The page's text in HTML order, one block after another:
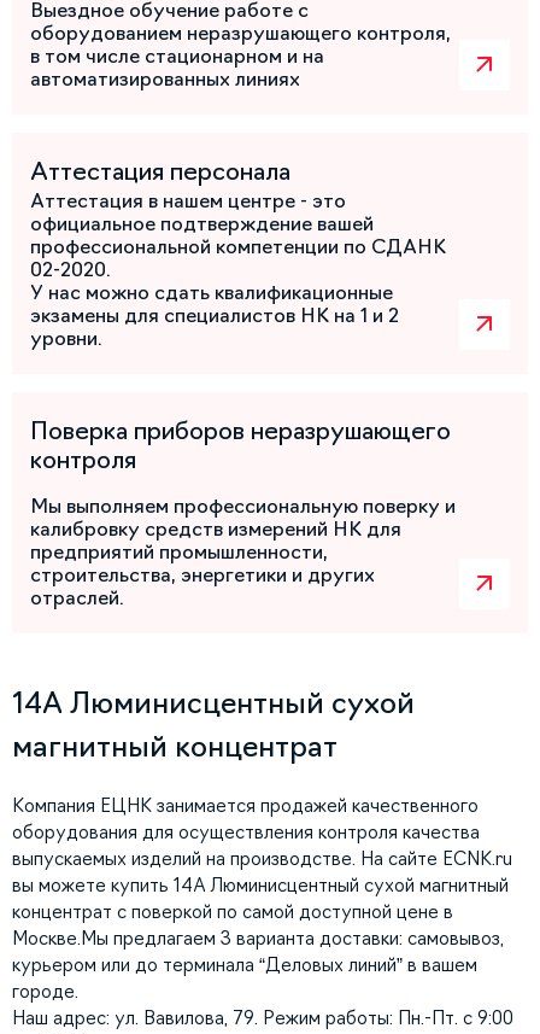
Выездное обучение работе с
оборудованием неразрушающего контроля,
в том числе стационарном и на
автоматизированных линиях
Аттестация персонала
Аттестация в нашем центре - это
официальное подтверждение вашей
профессиональной компетенции по СДАНК
02-2020.
У нас можно сдать квалификационные
экзамены для специалистов НК на 1 и 2
уровни.
Поверка приборов неразрушающего
контроля
Мы выполняем профессиональную поверку и
калибровку средств измерений НК для
предприятий промышленности,
строительства, энергетики и других
отраслей.
14A Люминисцентный сухой
магнитный концентрат
Компания ЕЦНК занимается продажей качественного
оборудования для осуществления контроля качества
выпускаемых изделий на производстве. На сайте ECNK.ru
вы можете купить 14A Люминисцентный сухой магнитный
концентрат с поверкой по самой доступной цене в
Москве.Мы предлагаем 3 варианта доставки: самовывоз,
курьером или до терминала “Деловых линий” в вашем
городе.
Наш адрес: ул. Вавилова, 79. Режим работы: Пн.-Пт. с 9:00